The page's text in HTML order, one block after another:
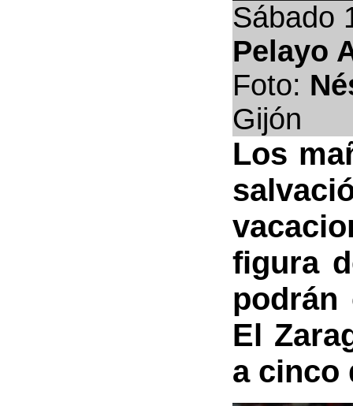
Sábado
Pelayo
Foto:
Gijón
Los
figura
podrán
El
a cinco